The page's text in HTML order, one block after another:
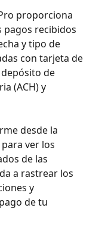
proporciona
pagos recibidos
y tipo de
con tarjeta de
de
(ACH) y
desde la
ver los
de las
a rastrear los
y
de tu